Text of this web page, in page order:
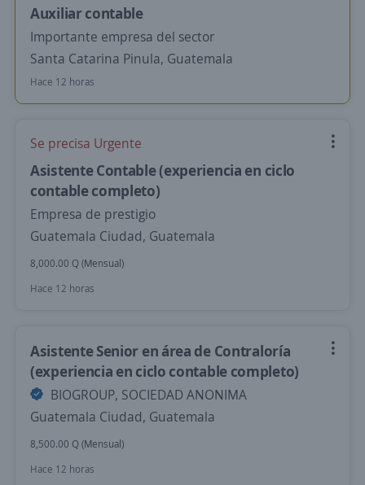
Auxiliar contable
Importante empresa del sector
Santa Catarina Pinula, Guatemala
Hace 12 horas
Se precisa Urgente
Asistente Contable (experiencia en ciclo
contable completo)
Empresa de prestigio
Guatemala Ciudad, Guatemala
8,000.00 Q (Mensual)
Hace 12 horas
Asistente Senior en área de Contraloría
(experiencia en ciclo contable completo)
BIOGROUP, SOCIEDAD ANONIMA
Guatemala Ciudad, Guatemala
8,500.00 Q (Mensual)
Hace 12 horas